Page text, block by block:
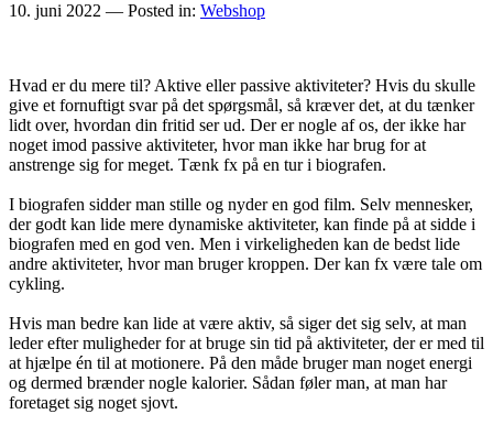
10. juni 2022 — Posted in: Webshop
Hvad er du mere til? Aktive eller passive aktiviteter? Hvis du skulle
give et fornuftigt svar på det spørgsmål, så kræver det, at du tænker
lidt over, hvordan din fritid ser ud. Der er nogle af os, der ikke har
noget imod passive aktiviteter, hvor man ikke har brug for at
anstrenge sig for meget. Tænk fx på en tur i biografen.
I biografen sidder man stille og nyder en god film. Selv mennesker,
der godt kan lide mere dynamiske aktiviteter, kan finde på at sidde i
biografen med en god ven. Men i virkeligheden kan de bedst lide
andre aktiviteter, hvor man bruger kroppen. Der kan fx være tale om
cykling.
Hvis man bedre kan lide at være aktiv, så siger det sig selv, at man
leder efter muligheder for at bruge sin tid på aktiviteter, der er med til
at hjælpe én til at motionere. På den måde bruger man noget energi
og dermed brænder nogle kalorier. Sådan føler man, at man har
foretaget sig noget sjovt.